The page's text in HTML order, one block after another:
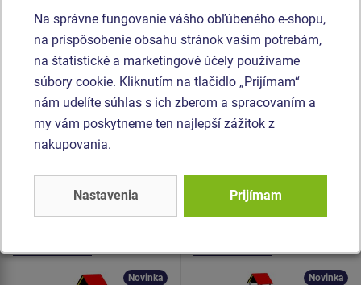
farebnou stálosťou, odolnosťou proti poškriabaniu a
odolnosťou proti vode). Strecha je vyrobená z HPL
(Vysokotlakový laminát, ktorý sa vyznačuje vysokou
farebnou stálosťou, odolnosťou proti UV žiareniu a
olnosťou proti vode). Všetok spojovací materiál je
pozinkovaný alebo nerezový.
Podobnýtovar
UNK2004K -
Novinka
UNK1029K -
Novinka
Na správne fungovanie vášho obľúbeného e-shopu,
na prispôsobenie obsahu stránok vašim potrebám,
na štatistické a marketingové účely používame
súbory cookie. Kliknutím na tlačidlo „Prijímam“
nám udelíte súhlas s ich zberom a spracovaním a
my vám poskytneme ten najlepší zážitok z
nakupovania.
Nastavenia Prijímam